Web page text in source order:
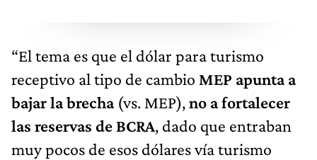
“El tema es que el dólar para turismo
receptivo al tipo de cambio MEP apunta a
bajar la brecha(vs. MEP),no a fortalecer
las reservas de BCRA, dado que entraban
muy pocos de esos dólares vía turismo